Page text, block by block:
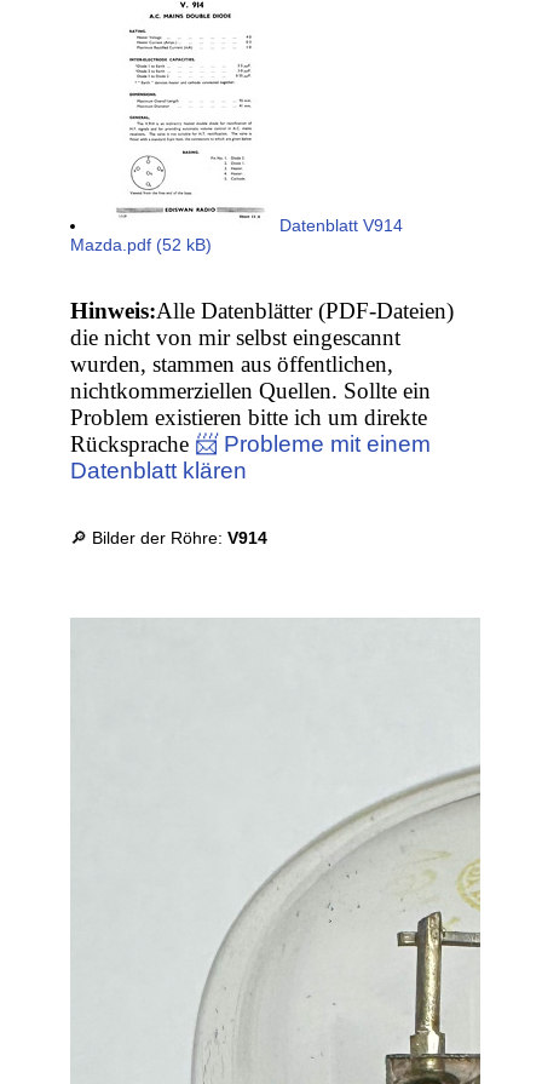
Datenblatt V914
Mazda.pdf (52 kB)
Hinweis:Alle Datenblätter (PDF-Dateien)
die nicht von mir selbst eingescannt
wurden, stammen aus öffentlichen,
nichtkommerziellen Quellen. Sollte ein
Problem existieren bitte ich um direkte
Rücksprache 📨 Probleme mit einem
Datenblatt klären
🔎 Bilder der Röhre:V914